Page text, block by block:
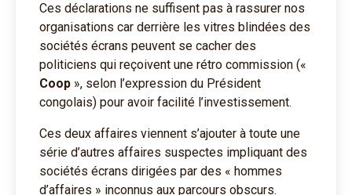
Ces déclarations ne suffisent pas à rassurer nos
organisations car derrière les vitres blindées des
sociétés écrans peuvent se cacher des
politiciens qui reçoivent une rétro commission («
Coop », selon l’expression du Président
congolais) pour avoir facilité l’investissement.
Ces deux affaires viennent s’ajouter à toute une
série d’autres affaires suspectes impliquant des
sociétés écrans dirigées par des « hommes
d’affaires » inconnus aux parcours obscurs.